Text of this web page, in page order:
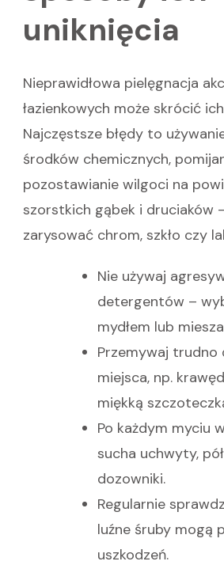
uniknięcia
Nieprawidłowa pielęgnacja
łazienkowych może skrócić
Najczęstsze błędy to
środków chemicznych,
pozostawianie wilgoci na
szorstkich gąbek i druciaków
zarysować chrom, szkło czy
Nie używaj
detergentów –
mydłem lub
Przemywaj trudno
miejsca, np.
miękką
Po każdym myciu
sucha uchwyty,
dozowniki.
Regularnie
luźne śruby mogą
uszkodzeń.